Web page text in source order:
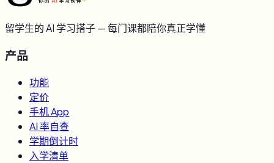
留学生的 AI 学习搭子 — 每门课都陪你真正学懂
产品
功能
定价
手机 App
AI 率自查
学期倒计时
入学清单